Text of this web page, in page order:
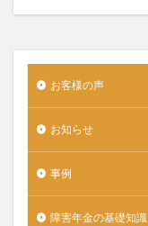
お客様の声
お知らせ
事例
障害年金の基礎知識